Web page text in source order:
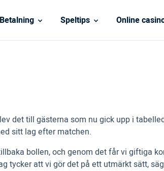
Betalning Speltips Online
det till gästerna som nu gick upp i
sitt lag efter matchen.
bollen, och genom det får vi giftiga
tycker att vi gör det på ett utmärkt sätt,